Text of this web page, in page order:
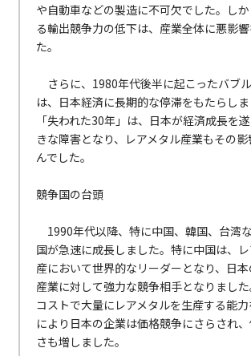
や自動車などの製造に不可欠でした。し
る輸出競争力の低下は、産業全体に悪影
た。
さらに、1980年代後半に起こったバブ
は、日本経済に長期的な停滞をもたらし
「失われた30年」は、日本が経済成長を
きな障害となり、レアメタル産業もその
んでした。
競争国の台頭
1990年代以降、特に中国、韓国、台湾
国が急速に成長しました。特に中国は、
産において世界的なリーダーとなり、日
産業に対して強力な競争相手となりまし
コストで大量にレアメタルを生産する能
により日本の企業は価格競争にさらされ
さも増しました。